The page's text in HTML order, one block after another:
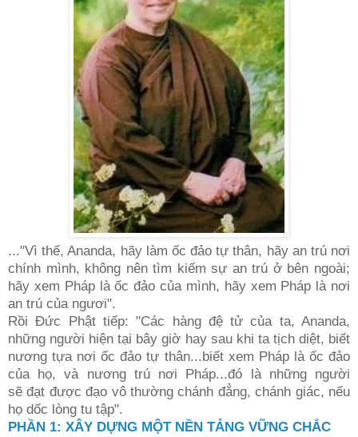
..."Vì thế, Ananda, hãy làm ốc đảo tự thân, hãy an trú nơi
chính mình, không nên tìm kiếm sự an trú ở bên ngoài;
hãy xem Pháp là ốc đảo của mình, hãy xem Pháp là nơi
an trú của ngươi".
Rồi Đức Phật tiếp: "Các hàng đệ tử của ta, Ananda,
những người hiện tại bây giờ hay sau khi ta tịch diệt, biết
nương tựa nơi ốc đảo tự thân...biết xem Pháp là ốc đảo
của họ, và nương trú nơi Pháp...đó là những người
sẽđạt được đạo vô thường chánh đẳng, chánh giác, nếu
họ dốc lòng tu tập".
PHẦN 1: XÂY DỰNG MỘT NỀN TẢNG VỮNG CHẮC